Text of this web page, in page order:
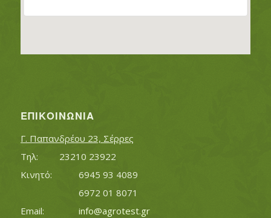
ΕΠΙΚΟΙΝΩΝΊΑ
Γ. Παπανδρέου 23, Σέρρες
Τηλ:		23210 23922
Κινητό:		6945 93 4089
			6972 01 8071
info@agrotest.gr